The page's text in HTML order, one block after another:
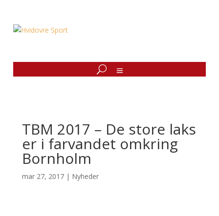
TBM 2017 – De store laks
er i farvandet omkring
Bornholm
mar 27, 2017| Nyheder